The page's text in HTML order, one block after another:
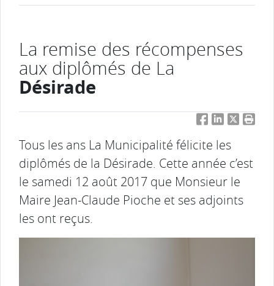
La remise des récompenses
aux diplômés de La
Désirade
FacebookLinkedIn
Twitter
Tous les ans La Municipalité félicite les
diplômés de la Désirade. Cette année c’est
le samedi 12 août 2017 que Monsieur le
Maire Jean-Claude Pioche et ses adjoints
les ont reçus.